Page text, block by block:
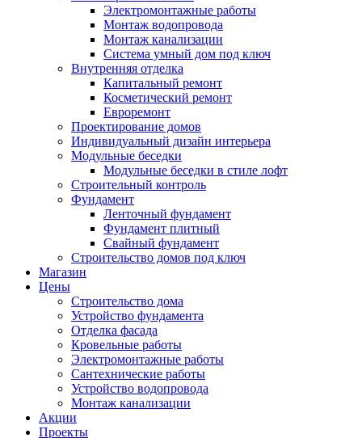
Электромонтажные работы
Монтаж водопровода
Монтаж канализации
Система умный дом под ключ
Внутренняя отделка
Капитальный ремонт
Косметический ремонт
Евроремонт
Проектирование домов
Индивидуальный дизайн интерьера
Модульные беседки
Модульные беседки в стиле лофт
Строительный контроль
Фундамент
Ленточный фундамент
Фундамент плитный
Свайный фундамент
Строительство домов под ключ
Магазин
Цены
Строительство дома
Устройство фундамента
Отделка фасада
Кровельные работы
Электромонтажные работы
Сантехнические работы
Устройство водопровода
Монтаж канализации
Акции
Проекты